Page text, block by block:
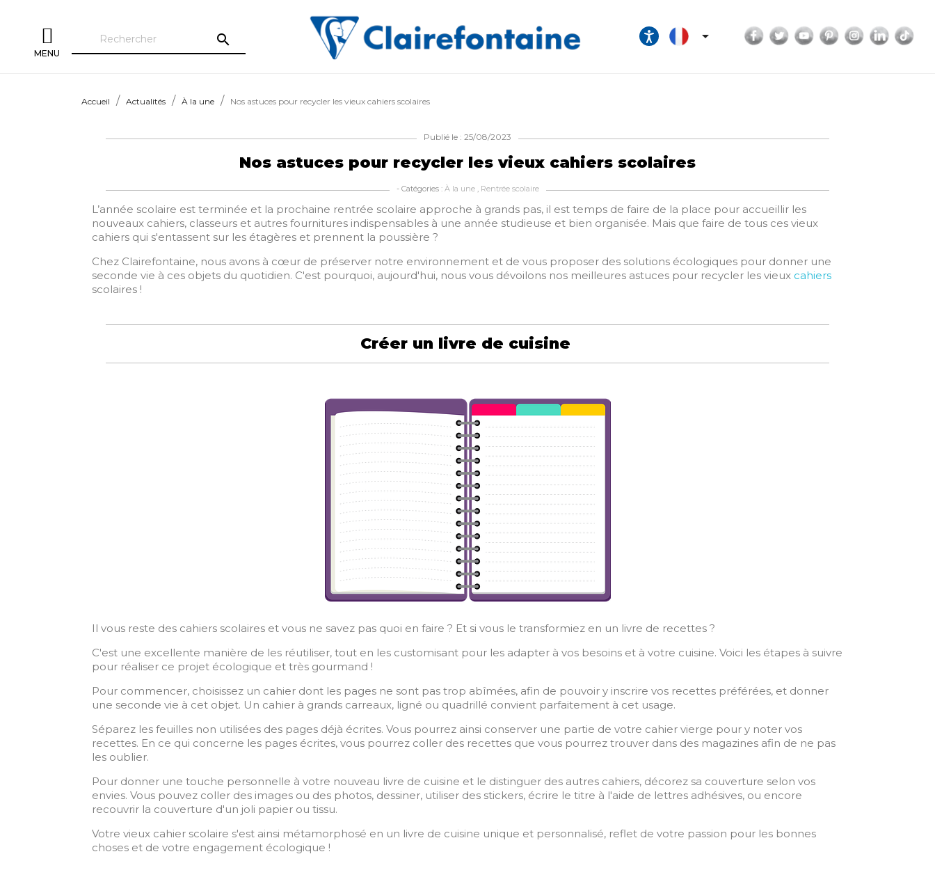
MENU
search  Facebook
TwitterYouTubePinterestInstagram
Accueil Actualités À la une Nos astuces pour recycler les vieux cahiers scolaires
Publié le : 25/08/2023
Nos astuces pour recycler les vieux cahiers scolaires
- Catégories : À la une, Rentrée scolaire
L’année scolaire est terminée et la prochaine rentrée scolaire approche à grands pas, il est temps de faire de la place pour accueillir les
nouveaux cahiers, classeurs et autres fournitures indispensables à une année studieuse et bien organisée. Mais que faire de tous ces vieux
cahiers qui s'entassent sur les étagères et prennent la poussière ?
Chez Clairefontaine, nous avons à cœur de préserver notre environnement et de vous proposer des solutions écologiques pour donner une
seconde vie à ces objets du quotidien. C'est pourquoi, aujourd'hui, nous vous dévoilons nos meilleures astuces pour recycler les vieux cahiers
scolaires !
Créer un livre de cuisine
Il vous reste des cahiers scolaires et vous ne savez pas quoi en faire ? Et si vous le transformiez en un livre de recettes ?
C'est une excellente manière de les réutiliser, tout en les customisant pour les adapter à vos besoins et à votre cuisine. Voici les étapes à suivre
pour réaliser ce projet écologique et très gourmand !
Pour commencer, choisissez un cahier dont les pages ne sont pas trop abîmées, afin de pouvoir y inscrire vos recettes préférées, et donner
une seconde vie à cet objet. Un cahier à grands carreaux, ligné ou quadrillé convient parfaitement à cet usage.
Séparez les feuilles non utilisées des pages déjà écrites. Vous pourrez ainsi conserver une partie de votre cahier vierge pour y noter vos
recettes. En ce qui concerne les pages écrites, vous pourrez coller des recettes que vous pourrez trouver dans des magazines afin de ne pas
les oublier.
Pour donner une touche personnelle à votre nouveau livre de cuisine et le distinguer des autres cahiers, décorez sa couverture selon vos
envies. Vous pouvez coller des images ou des photos, dessiner, utiliser des stickers, écrire le titre à l'aide de lettres adhésives, ou encore
recouvrir la couverture d'un joli papier ou tissu.
Votre vieux cahier scolaire s'est ainsi métamorphosé en un livre de cuisine unique et personnalisé, reflet de votre passion pour les bonnes
choses et de votre engagement écologique !